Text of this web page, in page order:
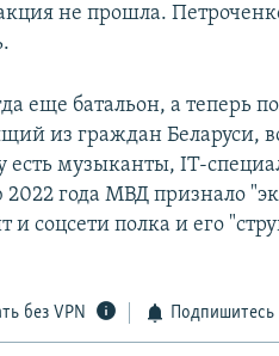
не прошла.
еще батальон, а теперь
из граждан Беларуси,
есть музыканты, IT-
года МВД признало
соцсети полка и его
без VPN Подпишитесь